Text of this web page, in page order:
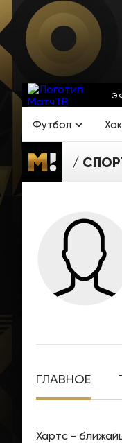
Футбол
ГЛАВНОЕ
Хартс -